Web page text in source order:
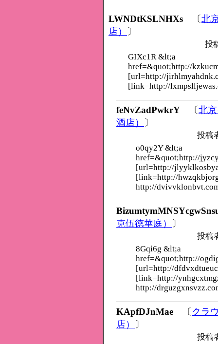
LWNDtKSLNHXs 〔北
店） 〕
投
GIXc1R &lt;a
href=&quot;http://
[url=http://
[link=http://
feNvZadPwkrY 〔北
酒店） 〕
投稿
o0qy2Y &lt;a
href=&quot;http://
[url=http://
[link=http://
http://
克伍徳華庭） 〕
投稿
8Gqi6g &lt;a
href=&quot;http://
[url=http://
[link=http://
http://
KApfDJnMae 〔クラ
店） 〕
投稿